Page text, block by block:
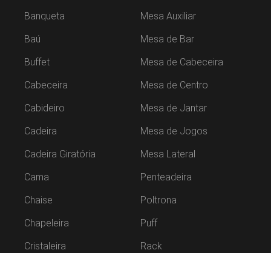
Banqueta
Baú
Buffet
Cabeceira
Cabideiro
Cadeira
Cadeira Giratória
Cama
Chaise
Chapeleira
Cristaleira
Mesa Auxiliar
Mesa de Bar
Mesa de Cabeceira
Mesa de Centro
Mesa de Jantar
Mesa de Jogos
Mesa Lateral
Penteadeira
Poltrona
Puff
Rack